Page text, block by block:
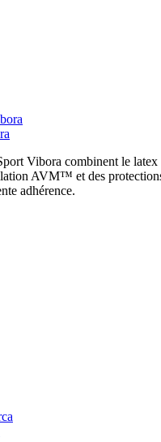
Vibora combinent le latex
AVM™ et des
adhérence.